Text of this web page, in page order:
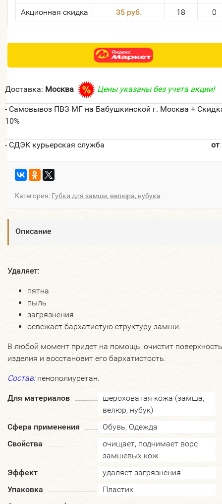
Акционная скидка 35 руб. 18 0
Доставка: Москва Цены указаны без учета акции!
- Самовывоз ПВЗ МГ на Бабушкинской г. Москва +
10%
- СДЭК курьерская служба
Категория: Губки для замши, велюра, нубука
Описание
Удаляет:
пятна
пыль
загрязнения
освежает бархатистую структуру замши.
В любой момент придет на помощь, очистит поверхность
изделия и восстановит его бархатистость.
Состав:пенополиуретан.
Для материалов
шероховатая кожа (замша,
велюр, нубук)
Сфера применения
Обувь, Одежда
Свойства
очищает, поднимает ворс
замшевых кож
Эффект
удаляет загрязнения
Упаковка
Пластик